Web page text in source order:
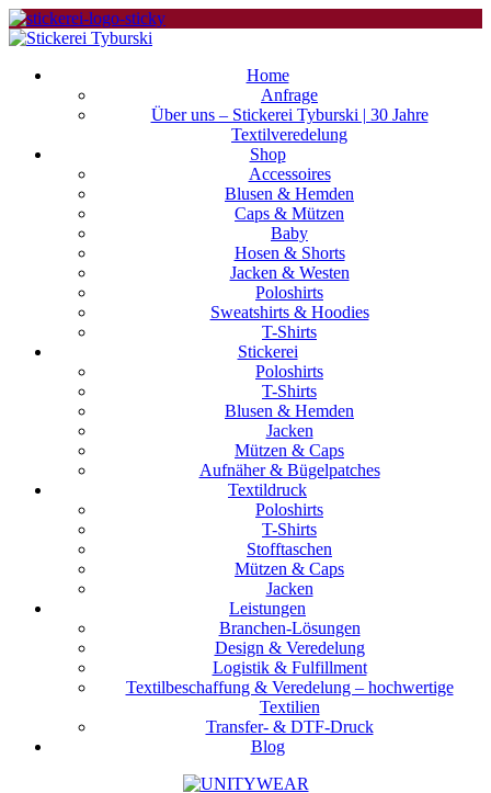
Home
Anfrage
Über uns – Stickerei Tyburski | 30 Jahre
Textilveredelung
Shop
Accessoires
Blusen & Hemden
Caps & Mützen
Baby
Hosen & Shorts
Jacken & Westen
Poloshirts
Sweatshirts & Hoodies
T-Shirts
Stickerei
Poloshirts
T-Shirts
Blusen & Hemden
Jacken
Mützen & Caps
Aufnäher & Bügelpatches
Textildruck
Poloshirts
T-Shirts
Stofftaschen
Mützen & Caps
Jacken
Leistungen
Branchen-Lösungen
Design & Veredelung
Logistik & Fulfillment
Textilbeschaffung & Veredelung – hochwertige
Textilien
Transfer- & DTF-Druck
Blog